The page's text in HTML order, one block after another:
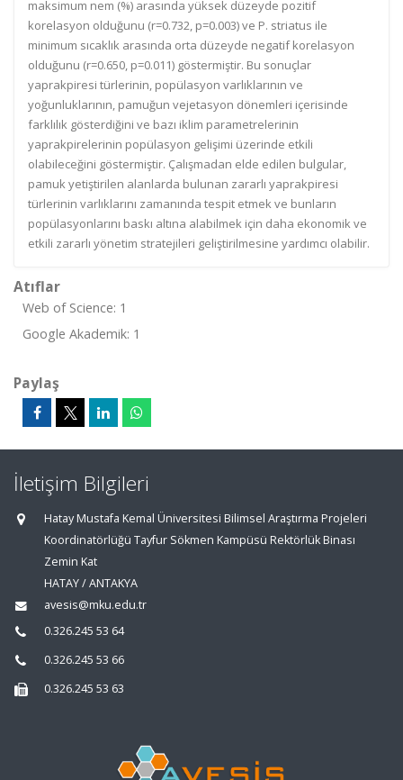
maksimum nem (%) arasında yüksek düzeyde pozitif
korelasyon olduğunu (r=0.732, p=0.003) ve P. striatus ile
minimum sıcaklık arasında orta düzeyde negatif korelasyon
olduğunu (r=0.650, p=0.011) göstermiştir. Bu sonuçlar
yaprakpiresi türlerinin, popülasyon varlıklarının ve
yoğunluklarının, pamuğun vejetasyon dönemleri içerisinde
farklılık gösterdiğini ve bazı iklim parametrelerinin
yaprakpirelerinin popülasyon gelişimi üzerinde etkili
olabileceğini göstermiştir. Çalışmadan elde edilen bulgular,
pamuk yetiştirilen alanlarda bulunan zararlı yaprakpiresi
türlerinin varlıklarını zamanında tespit etmek ve bunların
popülasyonlarını baskı altına alabilmek için daha ekonomik ve
etkili zararlı yönetim stratejileri geliştirilmesine yardımcı olabilir.
Atıflar
Web of Science: 1
Google Akademik: 1
Paylaş
İletişim Bilgileri
Hatay Mustafa Kemal Üniversitesi Bilimsel Araştırma Projeleri
Koordinatörlüğü Tayfur Sökmen Kampüsü Rektörlük Binası
Zemin Kat
HATAY / ANTAKYA
avesis@mku.edu.tr
0.326.245 53 64
0.326.245 53 66
0.326.245 53 63